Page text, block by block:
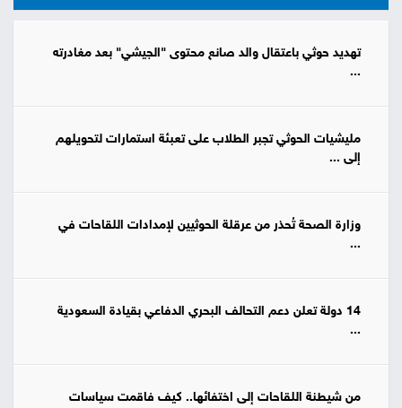
تهديد حوثي باعتقال والد صانع محتوى "الجيشي" بعد مغادرته
...
مليشيات الحوثي تجبر الطلاب على تعبئة استمارات لتحويلهم
إلى ...
وزارة الصحة تُحذر من عرقلة الحوثيين لإمدادات اللقاحات في
...
14 دولة تعلن دعم التحالف البحري الدفاعي بقيادة السعودية
...
من شيطنة اللقاحات إلى اختفائها.. كيف فاقمت سياسات